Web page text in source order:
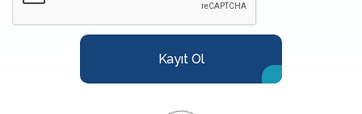
Kayıt Ol